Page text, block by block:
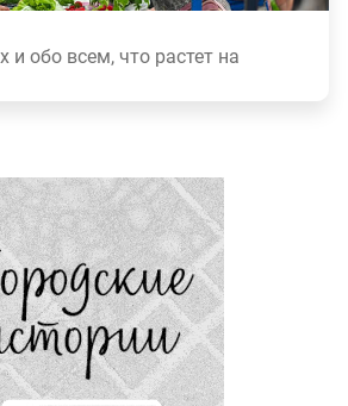
и обо всем, что растет на